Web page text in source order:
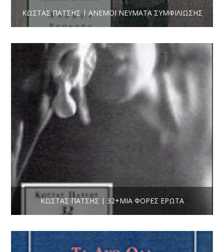
ΚΏΣΤΑΣ ΠΆΤΣΗΣ | ΆΝΕΜΟΙ ΝΕΎΜΑΤΑ ΣΥΜΦΙΛΊΩΣΗΣ
ΚΏΣΤΑΣ ΠΆΤΣΗΣ | 32+ΜΊΑ ΦΟΡΈΣ ΈΡΩΤΑ